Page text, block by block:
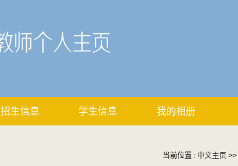
招生信息 学生信息 我的相册
当前位置 : 中文主页 >>